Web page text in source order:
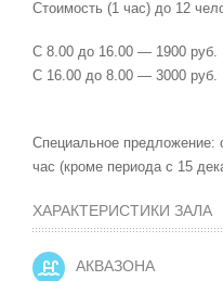
Стоимость (1 час) до 12
С 8.00 до 16.00 — 1900 руб.
С 16.00 до 8.00 — 3000 руб.
Специальное предложение:
час (кроме периода с 15
ХАРАКТЕРИСТИКИ ЗАЛА
АКВАЗОНА